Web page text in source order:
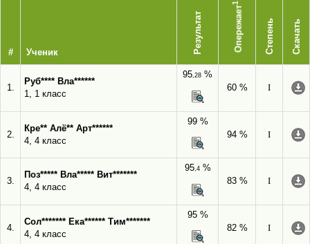
# Ученик Результат Опережает
1
Степень Скачать
1.
Руб**** Вла******
1, 1 класс
95,28 %
60 %
I
2.
Кре** Алё** Арт******
4, 4 класс
99 %
94 %
I
3.
Поз***** Вла***** Вит*******
4, 4 класс
95,4%
83 %
I
4.
Сол******* Ека****** Тим*******
4, 4 класс
95 %
82 %
I